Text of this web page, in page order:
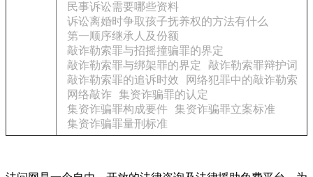
民事诉讼需要哪些资料
诉讼离婚时争取孩子抚养权的方法有什么
第一顺序继承人及份额
敲诈勒索罪与招摇撞骗罪的界定
敲诈勒索罪与绑架罪的界定
敲诈勒索罪辩护词
敲诈勒索罪的追诉时效
网络犯罪中的敲诈勒索
网络敲诈
集资诈骗罪的认定
集资诈骗罪构成要件 集资诈骗罪立案标准
集资诈骗罪量刑标准